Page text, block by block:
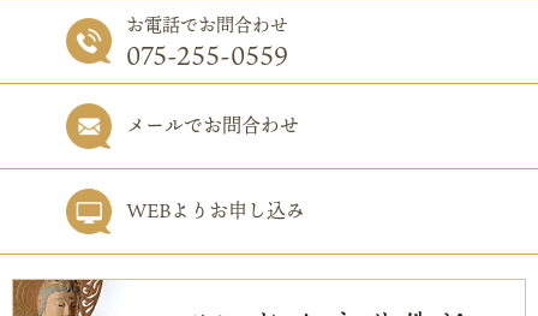
お電話でお問合わせ
075-255-0559
メールでお問合わせ
WEBよりお申し込み